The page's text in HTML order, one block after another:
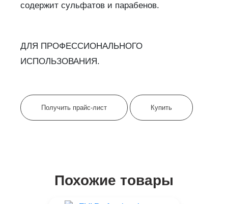
содержит сульфатов и парабенов.
ДЛЯ ПРОФЕССИОНАЛЬНОГО
ИСПОЛЬЗОВАНИЯ.
Получить прайс-лист Купить
Похожие товары